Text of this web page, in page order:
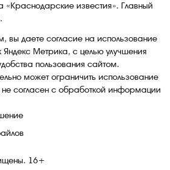
16+
«Краснодарские известия». Главный
вы даете согласие на использование
Яндекс Метрика, с целью улучшения
пользования сайтом.
может ограничить использование
согласен с обработкой информации